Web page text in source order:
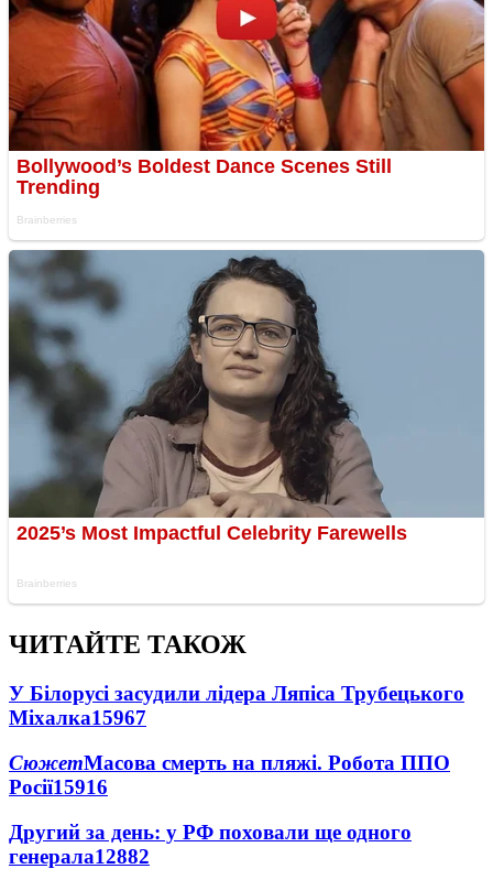
ЧИТАЙТЕ ТАКОЖ
У Білорусі засудили лідера Ляпіса Трубецького
Міхалка15967
СюжетМасова смерть на пляжі. Робота ППО
Росії15916
Другий за день: у РФ поховали ще одного
генерала12882